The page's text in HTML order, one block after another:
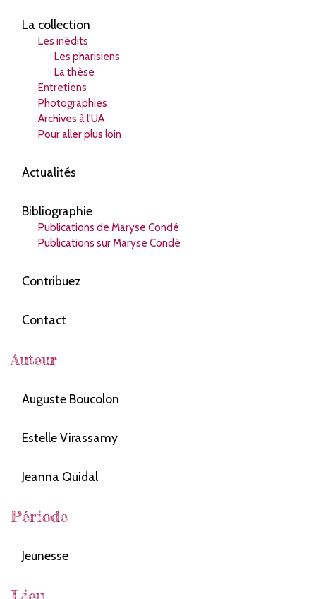
La collection
Les inédits
Les pharisiens
La thèse
Entretiens
Photographies
Archives à l'UA
Pour aller plus loin
Actualités
Bibliographie
Publications de Maryse Condé
Publications sur Maryse Condé
Contribuez
Contact
Auteur
Auguste Boucolon
Estelle Virassamy
Jeanna Quidal
Période
Jeunesse